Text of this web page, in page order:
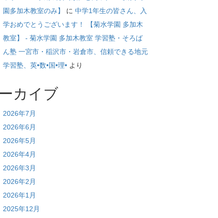
園多加木教室のみ】
に 中学1年生の皆さん、入
学おめでとうございます！ 【菊水学園 多加木
教室】 - 菊水学園 多加木教室 学習塾・そろば
ん塾 一宮市・稲沢市・岩倉市、信頼できる地元
学習塾、英•数•国•理• より
カイブ
2026年7月
2026年6月
2026年5月
2026年4月
2026年3月
2026年2月
2026年1月
2025年12月